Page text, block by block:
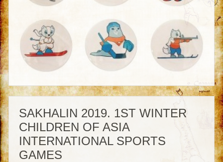
SAKHALIN 2019. 1ST WINTER
CHILDREN OF ASIA
INTERNATIONAL SPORTS
GAMES